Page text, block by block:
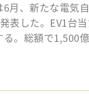
月、新たな電気
表した。EV1台
。総額で1,500